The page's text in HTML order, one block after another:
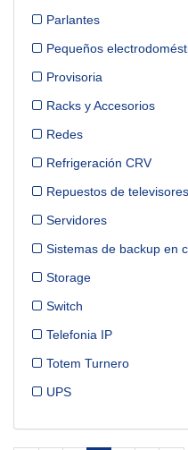
Parlantes
Pequeños
Provisoria
Racks y Accesorios
Redes
Refrigeración CRV
Repuestos de televisores
Servidores
Sistemas de backup en
Storage
Switch
Telefonia IP
Totem Turnero
UPS